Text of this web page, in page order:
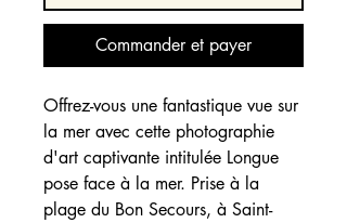
Commander et payer
Offrez-vous une fantastique vue sur
la mer avec cette photographie
d'art captivante intitulée Longue
pose face à la mer. Prise à la
plage du Bon Secours, à Saint-